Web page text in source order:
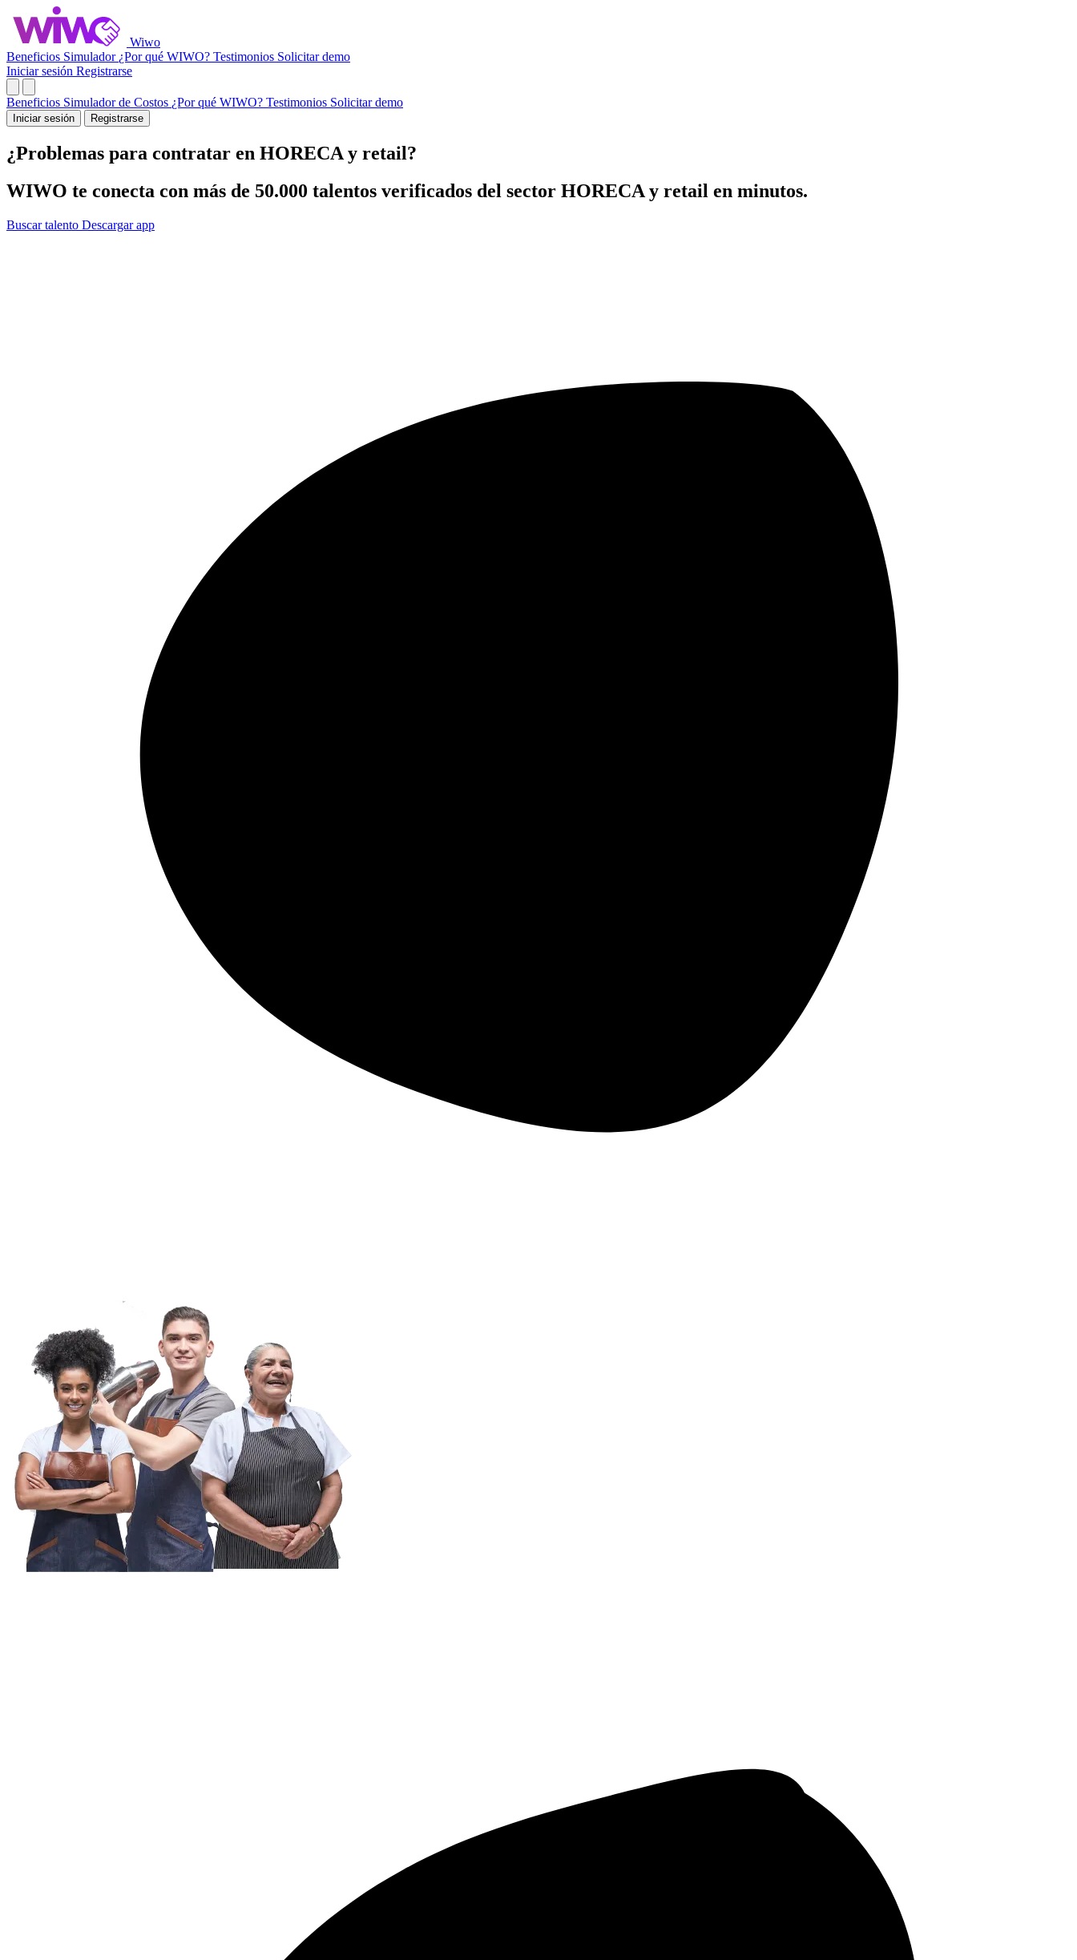
Wiwo
Beneficios Simulador ¿Por qué WIWO? Testimonios Solicitar demo
Iniciar sesión Registrarse
Beneficios Simulador de Costos ¿Por qué WIWO? Testimonios Solicitar demo
Iniciar sesión Registrarse
¿Problemas para contratar en HORECA y retail?
WIWO te conecta con más de 50.000 talentos verificados del sector HORECA y retail en minutos.
Buscar talento Descargar app